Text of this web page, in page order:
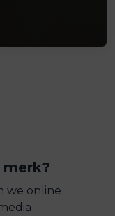
we online